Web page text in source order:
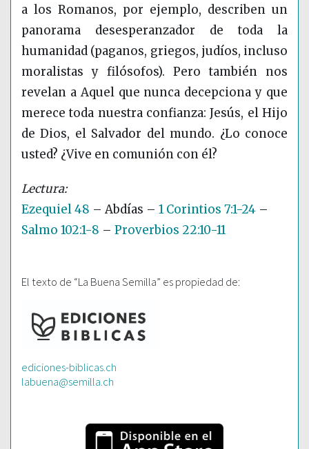
a los Romanos, por ejemplo, describen un
panorama desesperanzador de toda la
humanidad (paganos, griegos, judíos, incluso
moralistas y filósofos). Pero también nos
revelan a Aquel que nunca decepciona y que
merece toda nuestra confianza: Jesús, el Hijo
de Dios, el Salvador del mundo. ¿Lo conoce
usted? ¿Vive en comunión con él?
Ezequiel 48 – Abdías – 1 Corintios 7:1-24 –
Salmo 102:1-8 – Proverbios 22:10-11
El texto de “La Buena Semilla” es propiedad de:
ediciones-biblicas.ch
labuena@semilla.ch